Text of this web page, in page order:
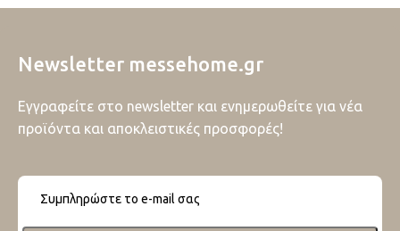
Newsletter messehome.gr
Εγγραφείτε στο newsletter και ενημερωθείτε για νέα
προϊόντα και αποκλειστικές προσφορές!